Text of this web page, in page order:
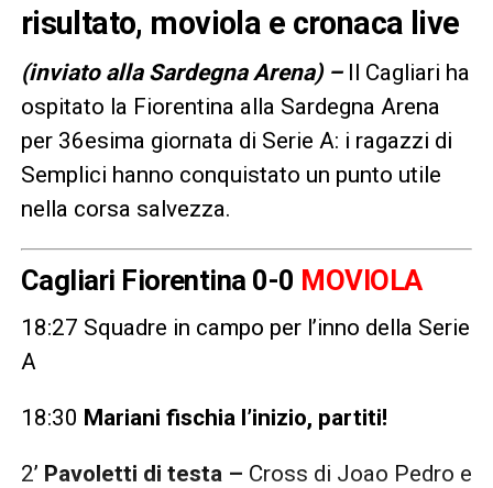
risultato, moviola e cronaca live
(inviato alla Sardegna Arena) – Il Cagliari ha
ospitato la Fiorentina alla Sardegna Arena
per 36esima giornata di Serie A: i ragazzi di
Semplici hanno conquistato un punto utile
nella corsa salvezza.
Cagliari Fiorentina 0-0 MOVIOLA
18:27 Squadre in campo per l’inno della Serie
A
18:30 Mariani fischia l’inizio, partiti!
2’ Pavoletti di testa – Cross di Joao Pedro e